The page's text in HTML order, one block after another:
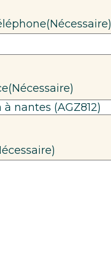
(Nécessaire)
(Nécessaire)